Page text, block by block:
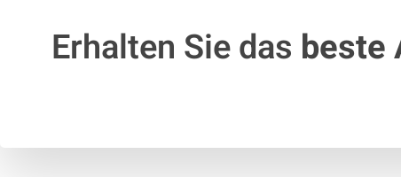
Erhalten Sie das beste